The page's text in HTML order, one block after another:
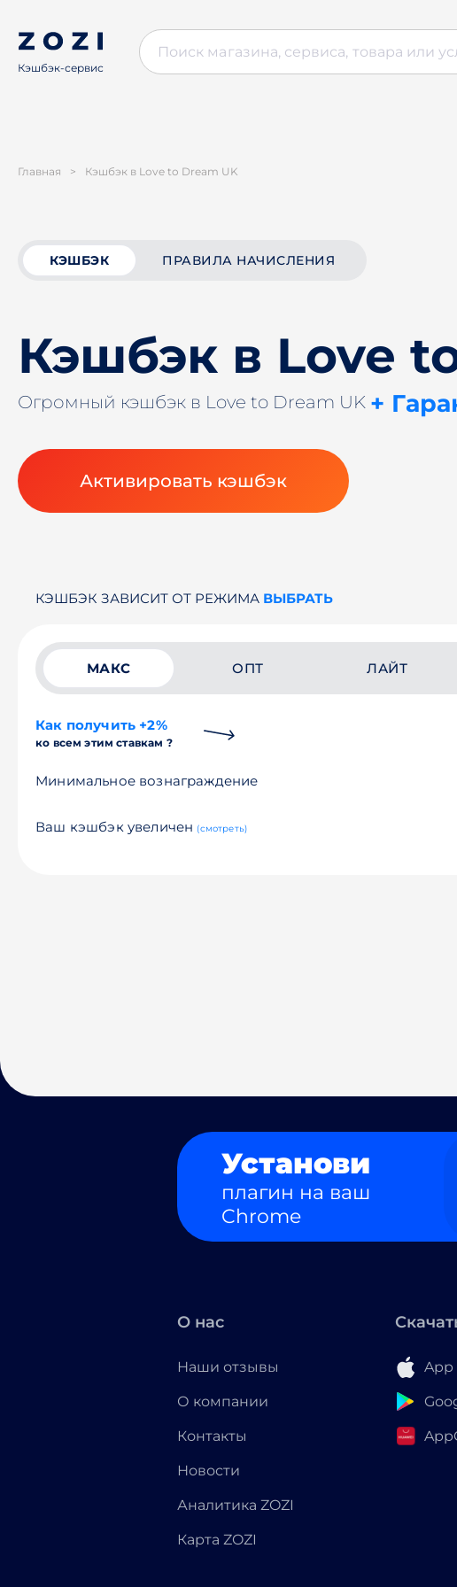
Кэшбэк-сервис
Главная > Кэшбэк в Love to Dream UK
КЭШБЭК ПРАВИЛА НАЧИСЛЕНИЯ
Кэшбэк в Love
Огромный кэшбэк в Love to Dream UK +
Активировать кэшбэк
КЭШБЭК ЗАВИСИТ ОТ РЕЖИМА ВЫБРАТЬ
МАКС ОПТ ЛАЙТ
Как получить +2%
ко всем этим ставкам ?
Минимальное вознаграждение
Ваш кэшбэк увеличен (смотреть)
Установи
плагин на ваш
Chrome
О нас
Наши отзывы
О компании
Контакты
Новости
Аналитика ZOZI
Карта ZOZI
App